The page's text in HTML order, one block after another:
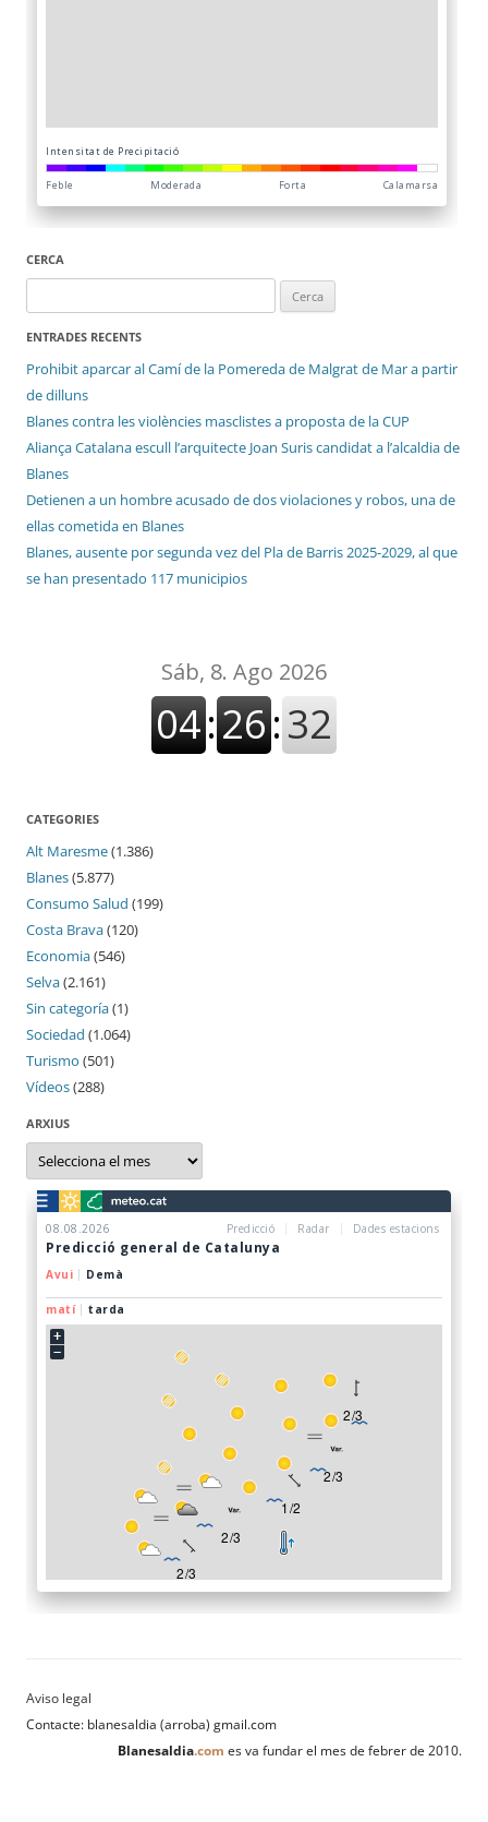
CERCA
ENTRADES RECENTS
Prohibit aparcar al Camí de la Pomereda de Malgrat de Mar a partir
de dilluns
Blanes contra les violències masclistes a proposta de la CUP
Aliança Catalana escull l’arquitecte Joan Suris candidat a l’alcaldia de
Blanes
Detienen a un hombre acusado de dos violaciones y robos, una de
ellas cometida en Blanes
Blanes, ausente por segunda vez del Pla de Barris 2025-2029, al que
se han presentado 117 municipios
CATEGORIES
Alt Maresme(1.386)
Blanes(5.877)
Consumo Salud (199)
Costa Brava(120)
Economia(546)
Selva(2.161)
Sin categoría(1)
Sociedad (1.064)
Turismo (501)
Vídeos(288)
ARXIUS
Arxius
Contacte: blanesaldia (arroba) gmail.com
Blanesaldia.com es va fundar el mes de febrer de 2010.